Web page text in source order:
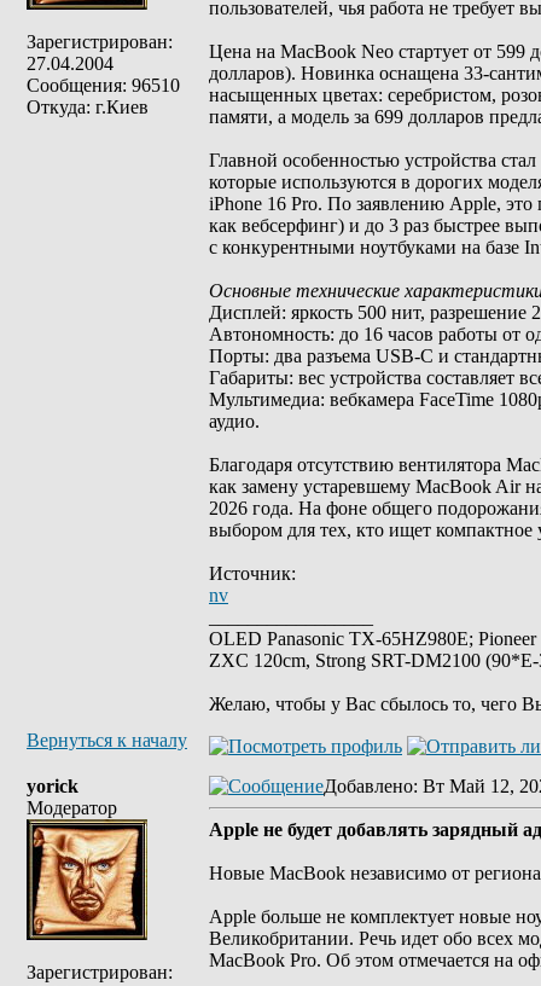
Зарегистрирован:
27.04.2004
Сообщения: 96510
Откуда: г.Киев
пользователей, чья работа не
Цена на MacBook Neo стартует от 599
долларов). Новинка оснащена 33-
насыщенных цветах: серебристом,
памяти, а модель за 699 долларов
Главной особенностью устройства
которые используются в дорогих
iPhone 16 Pro. По заявлению Apple, это
как вебсерфинг) и до 3 раз быстрее
с конкурентными ноутбуками на базе
Основные технические
Дисплей: яркость 500 нит, разрешение
Автономность: до 16 часов работы от
Порты: два разъема USB-C и
Габариты: вес устройства составляет
Мультимедиа: вебкамера FaceTime
аудио.
Благодаря отсутствию вентилятора
как замену устаревшему MacBook Air
2026 года. На фоне общего
выбором для тех, кто ищет компактное
Источник:
nv
OLED Panasonic TX-65HZ980E;
ZXC 120cm, Strong SRT-DM2100
Желаю, чтобы у Вас сбылось то, чего
Вернуться к началу
yorick
Модератор
Зарегистрирован:
Добавлено: Вт Май 12,
Apple не будет добавлять
Новые MacBook независимо от
Apple больше не комплектует новые
Великобритании. Речь идет обо всех
MacBook Pro. Об этом отмечается на